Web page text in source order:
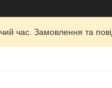
час. Замовлення та